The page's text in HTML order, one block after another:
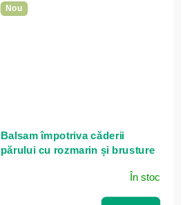
Nou
Balsam împotriva căderii
părului cu rozmarin și brusture
În stoc